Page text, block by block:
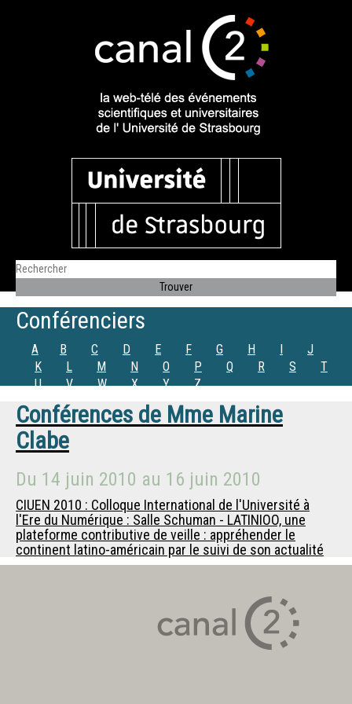
Conférenciers
A B C D E F G H I
J
K
L M N O P Q R S
T
U
V W X Y Z
Conférences de Mme Marine
Clabe
Du 14 juin 2010 au 16 juin 2010
CIUEN 2010 : Colloque International de l'Université à
l'Ere du Numérique : Salle Schuman - LATINIOO, une
plateforme contributive de veille : appréhender le
continent latino-américain par le suivi de son actualité